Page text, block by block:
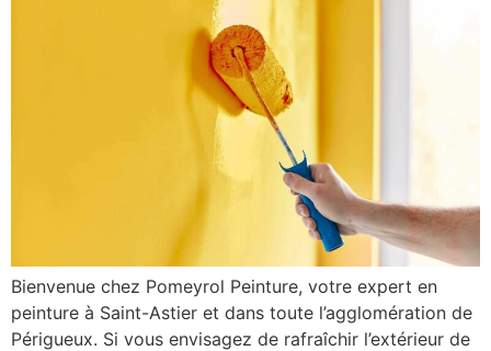
Bienvenue chez Pomeyrol Peinture, votre expert en
peinture à Saint-Astier et dans toute l’agglomération de
Périgueux. Si vous envisagez de rafraîchir l’extérieur de